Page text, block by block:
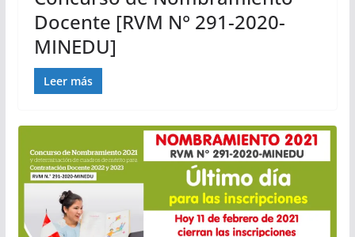
Docente [RVM N° 291-2020-
MINEDU]
Leer más